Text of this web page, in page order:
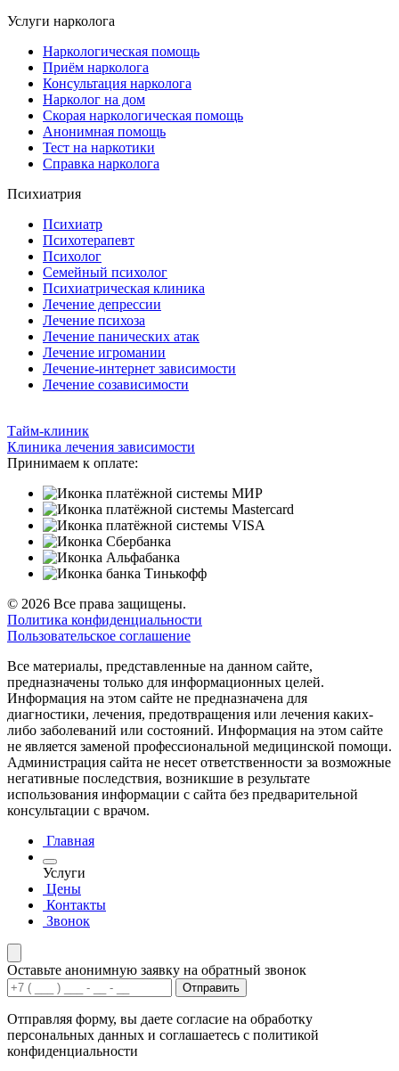
Услуги нарколога
Наркологическая помощь
Приём нарколога
Консультация нарколога
Нарколог на дом
Скорая наркологическая помощь
Анонимная помощь
Тест на наркотики
Справка нарколога
Психиатрия
Психиатр
Психотерапевт
Психолог
Семейный психолог
Психиатрическая клиника
Лечение депрессии
Лечение психоза
Лечение панических атак
Лечение игромании
Лечение-интернет зависимости
Лечение созависимости
Тайм-клиник
Клиника лечения зависимости
Принимаем к оплате:
© 2026 Все права защищены.
Политика конфиденциальности
Пользовательское соглашение
Все материалы, представленные на данном сайте,
предназначены только для информационных целей.
Информация на этом сайте не предназначена для
диагностики, лечения, предотвращения или лечения каких-
либо заболеваний или состояний. Информация на этом сайте
не является заменой профессиональной медицинской помощи.
Администрация сайта не несет ответственности за возможные
негативные последствия, возникшие в результате
использования информации с сайта без предварительной
консультации с врачом.
Главная
Услуги
Цены
Контакты
Звонок
Оставьте анонимную заявку на обратный звонок
Отправить
Отправляя форму, вы даете согласие на обработку
персональных данных и соглашаетесь с политикой
конфиденциальности